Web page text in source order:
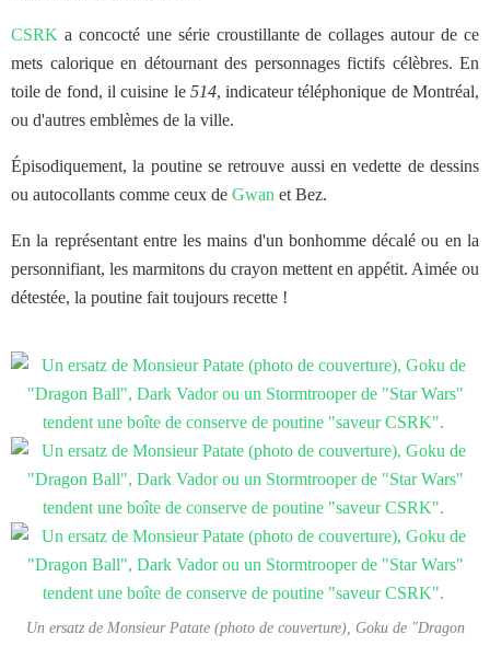
CSRK a concocté une série croustillante de collages autour de ce
mets calorique en détournant des personnages fictifs célèbres. En
toile de fond, il cuisine le 514, indicateur téléphonique de Montréal,
ou d'autres emblèmes de la ville.
Épisodiquement, la poutine se retrouve aussi en vedette de dessins
ou autocollants comme ceux de Gwan et Bez.
En la représentant entre les mains d'un bonhomme décalé ou en la
personnifiant, les marmitons du crayon mettent en appétit. Aimée ou
détestée, la poutine fait toujours recette !
Un ersatz de Monsieur Patate (photo de couverture), Goku de "Dragon